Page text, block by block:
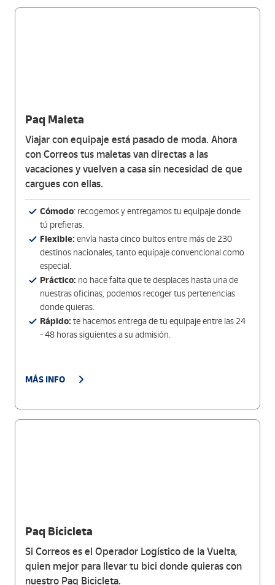
Paq Maleta
Viajar con equipaje está pasado de moda. Ahora
con Correos tus maletas van directas a las
vacaciones y vuelven a casa sin necesidad de que
cargues con ellas.
Cómodo: recogemos y entregamos tu equipaje donde
tú prefieras.
Flexible: envía hasta cinco bultos entre más de 230
destinos nacionales, tanto equipaje convencional como
especial.
Práctico: no hace falta que te desplaces hasta una de
nuestras oficinas, podemos recoger tus pertenencias
donde quieras.
Rápido: te hacemos entrega de tu equipaje entre las 24
- 48 horas siguientes a su admisión.
MÁS INFO
Paq Bicicleta
Si Correos es el Operador Logístico de la Vuelta,
quien mejor para llevar tu bici donde quieras con
nuestro Paq Bicicleta.